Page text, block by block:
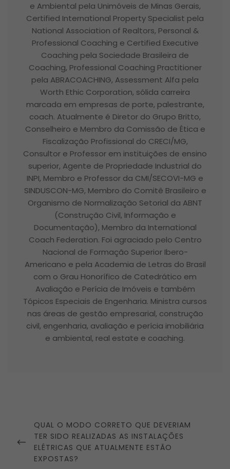
e Ambiental pela Unimóveis de Minas Gerais,
Certified International Property Specialist pela
National Association of Realtors, Personal &
Professional Coaching e Certified Executive
Coaching pela Sociedade Brasileira de
Coaching, Professional Coaching Practitioner
pela ABRACOACHING, Assessment Alfa pela
Worth Ethic Corporation, sólida carreira
marcada em empresas de porte, palestrante,
coach. Atualmente é Diretor do Grupo Britto,
Conselheiro e Membro da Comissão de Ética e
Fiscalização Profissional do CRECI/MG,
Consultor e Professor em instituições de ensino
superior, Agente de Propriedade Industrial do
INPI, Membro e Professor da CMI/SECOVI-MG e
SINDUSCON-MG, Membro do Comitê Brasileiro e
Organismo de Normalização Setorial da ABNT
(Construção Civil, Informação e
Documentação), Membro da International
Coach Federation. Foi agraciado pelo Centro
Nacional de Formação Superior Ibero-
Americano e pela Academia de Letras do Brasil
com o Grau Honorífico de Catedrático em
Avaliação e Perícia de Imóveis e também
Tópicos Especiais de Engenharia. Ministra cursos
nas áreas de gestão empresarial, construção
civil, engenharia, avaliação e perícia imobiliária
e ambiental, real estate e coaching.
Post
PREVIOUS
POST
QUAL O MODO CORRETO QUE DEVERIAM
TER SIDO REALIZADAS AS INSTALAÇÕES
ELÉTRICAS QUE ATUALMENTE ESTÃO
EXPOSTAS?